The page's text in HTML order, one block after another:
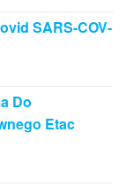
SARS-COV-
Do
Etac